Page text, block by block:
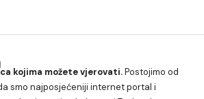
kojima možete vjerovati.Postojimo od
smo najposjećeniji internet portal i